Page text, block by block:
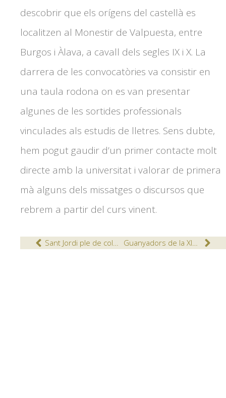
descobrir que els orígens del castellà es
localitzen al Monestir de Valpuesta, entre
Burgos i Àlava, a cavall dels segles IX i X. La
darrera de les convocatòries va consistir en
una taula rodona on es van presentar
algunes de les sortides professionals
vinculades als estudis de lletres. Sens dubte,
hem pogut gaudir d’un primer contacte molt
directe amb la universitat i valorar de primera
mà alguns dels missatges o discursos que
rebrem a partir del curs vinent.
Sant Jordi ple de colors Guanyadors de la XIX Edició Premis Mn. Agustí Bernaus 2017